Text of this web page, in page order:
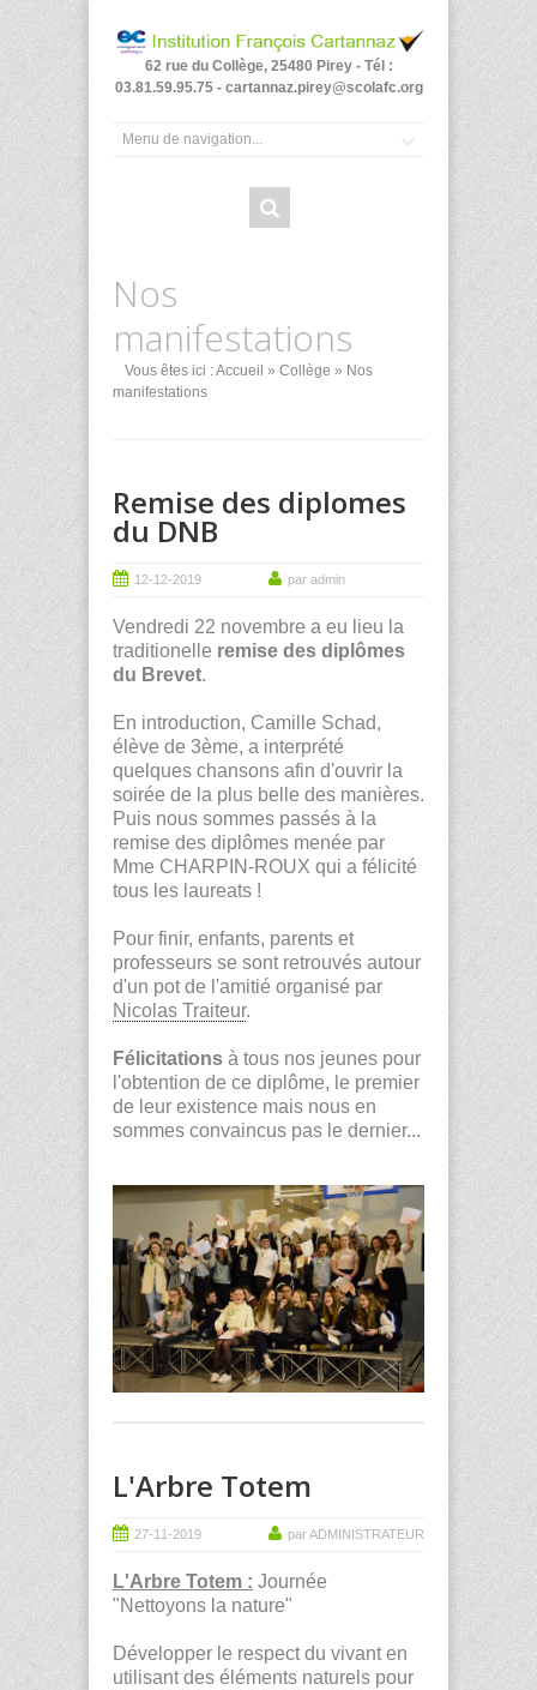
62 rue du Collège, 25480 Pirey - Tél :
03.81.59.95.75 - cartannaz.pirey@scolafc.org
Nos
manifestations
Vous êtes ici :Accueil » Collège » Nos
manifestations
Remise des diplomes
du DNB
12-12-2019 par admin
Vendredi 22 novembre a eu lieu la
traditionelle remise des diplômes
du Brevet.
En introduction, Camille Schad,
élève de 3ème, a interprété
quelques chansons afin d'ouvrir la
soirée de la plus belle des manières.
Puis nous sommes passés à la
remise des diplômes menée par
Mme CHARPIN-ROUX qui a félicité
tous les laureats !
Pour finir, enfants, parents et
professeurs se sont retrouvés autour
d'un pot de l'amitié organisé par
Nicolas Traiteur.
Félicitations à tous nos jeunes pour
l'obtention de ce diplôme, le premier
de leur existence mais nous en
sommes convaincus pas le dernier...
L'Arbre Totem
27-11-2019 par ADMINISTRATEUR
L'Arbre Totem : Journée
"Nettoyons la nature"
Développer le respect du vivant en
utilisant des éléments naturels pour